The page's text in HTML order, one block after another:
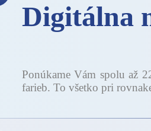
Digitálna
Ponúkame Vám spolu až
farieb. To všetko pri